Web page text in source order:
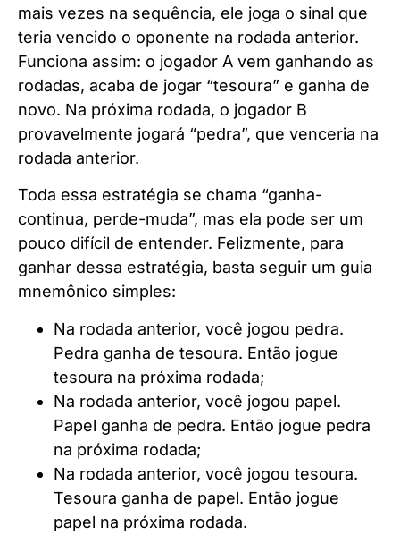
mais vezes na sequência, ele joga o sinal que
teria vencido o oponente na rodada anterior.
Funciona assim: o jogador A vem ganhando as
rodadas, acaba de jogar “tesoura” e ganha de
novo. Na próxima rodada, o jogador B
provavelmente jogará “pedra”, que venceria na
rodada anterior.
Toda essa estratégia se chama “ganha-
continua, perde-muda”, mas ela pode ser um
pouco difícil de entender. Felizmente, para
ganhar dessa estratégia, basta seguir um guia
mnemônico simples:
Na rodada anterior, você jogou pedra.
Pedra ganha de tesoura. Então jogue
tesoura na próxima rodada;
Na rodada anterior, você jogou papel.
Papel ganha de pedra. Então jogue pedra
na próxima rodada;
Na rodada anterior, você jogou tesoura.
Tesoura ganha de papel. Então jogue
papel na próxima rodada.